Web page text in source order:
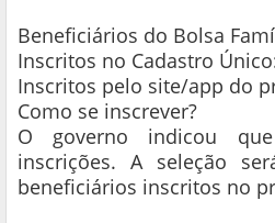
Beneficiários do Bolsa
Inscritos no Cadastro
Inscritos pelo site/app do
Como se inscrever?
O governo indicou
inscrições. A seleção
beneficiários inscritos no